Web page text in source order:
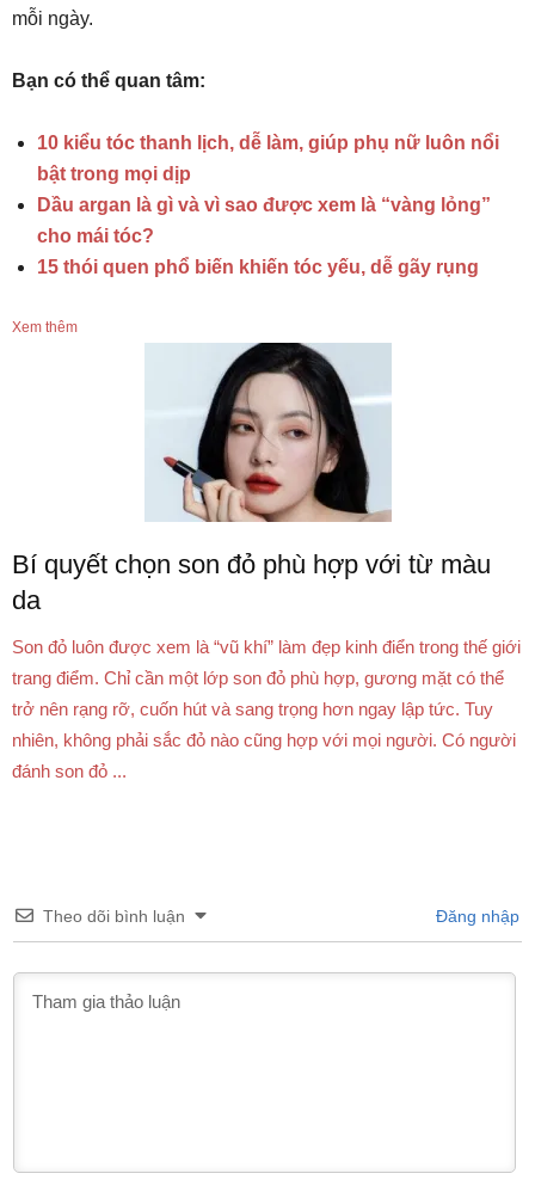
mỗi ngày.
Bạn có thể quan tâm:
10 kiểu tóc thanh lịch, dễ làm, giúp phụ nữ luôn nổi
bật trong mọi dịp
Dầu argan là gì và vì sao được xem là “vàng lỏng”
cho mái tóc?
15 thói quen phổ biến khiến tóc yếu, dễ gãy rụng
Xem thêm
Bí quyết chọn son đỏ phù hợp với từ màu
da
Son đỏ luôn được xem là “vũ khí” làm đẹp kinh điển trong thế giới
trang điểm. Chỉ cần một lớp son đỏ phù hợp, gương mặt có thể
trở nên rạng rỡ, cuốn hút và sang trọng hơn ngay lập tức. Tuy
nhiên, không phải sắc đỏ nào cũng hợp với mọi người. Có người
đánh son đỏ ...
Theo dõi bình luận Đăng nhập